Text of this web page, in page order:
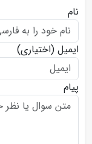
نام
ایمیل (اختیاری)
پیام